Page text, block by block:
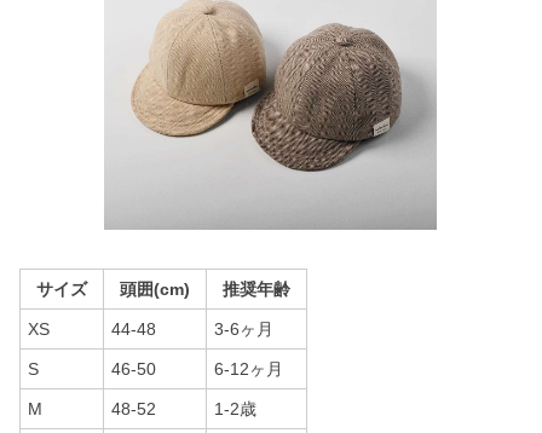
サイズ 頭囲(cm) 推奨年齢
XS 44-48 3-6ヶ月
S 46-50 6-12ヶ月
M 48-52 1-2歳